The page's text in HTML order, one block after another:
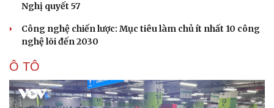
Nghị quyết 57
Công nghệ chiến lược: Mục tiêu làm chủ ít nhất 10 công
nghệ lõi đến 2030
Ô TÔ